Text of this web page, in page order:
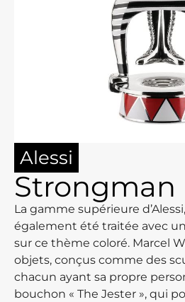
Alessi
Strongman
La gamme supérieure
également été traitée avec
sur ce thème coloré. Marcel
objets, conçus comme des
chacun ayant sa propre
bouchon « The Jester », qui